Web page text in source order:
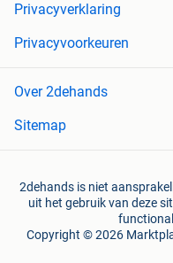
Privacyverklaring
Privacyvoorkeuren
Over 2dehands
Sitemap
2dehands is niet
uit het gebruik van deze
Copyright © 2026